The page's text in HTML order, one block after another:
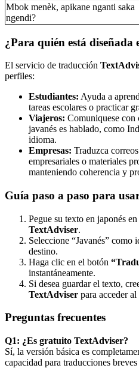
Mbok menèk, apikane nganti saka
ngendi?
¿Para quién está diseñada
El servicio de traducción
perfiles:
Estudiantes: Ayuda a
tareas escolares o practicar
Viajeros: Comuniquese con
javanés es hablado, como
idioma.
Empresas: Traduzca
empresariales o materiales
manteniendo coherencia y
Guía paso a paso para
Pegue su texto en japonés
TextAdviser.
Seleccione “Javanés”
destino.
Haga clic en el botón
instantáneamente.
Si desea guardar el texto,
TextAdviser para acceder
Preguntas frecuentes
Q1: ¿Es gratuito TextAdviser?
Sí, la versión básica es
capacidad para traducciones